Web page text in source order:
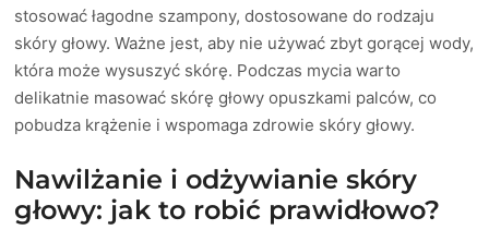
stosować łagodne szampony, dostosowane do rodzaju
skóry głowy. Ważne jest, aby nie używać zbyt gorącej wody,
która może wysuszyć skórę. Podczas mycia warto
delikatnie masować skórę głowy opuszkami palców, co
pobudza krążenie i wspomaga zdrowie skóry głowy.
Nawilżanie i odżywianie skóry
głowy: jak to robić prawidłowo?